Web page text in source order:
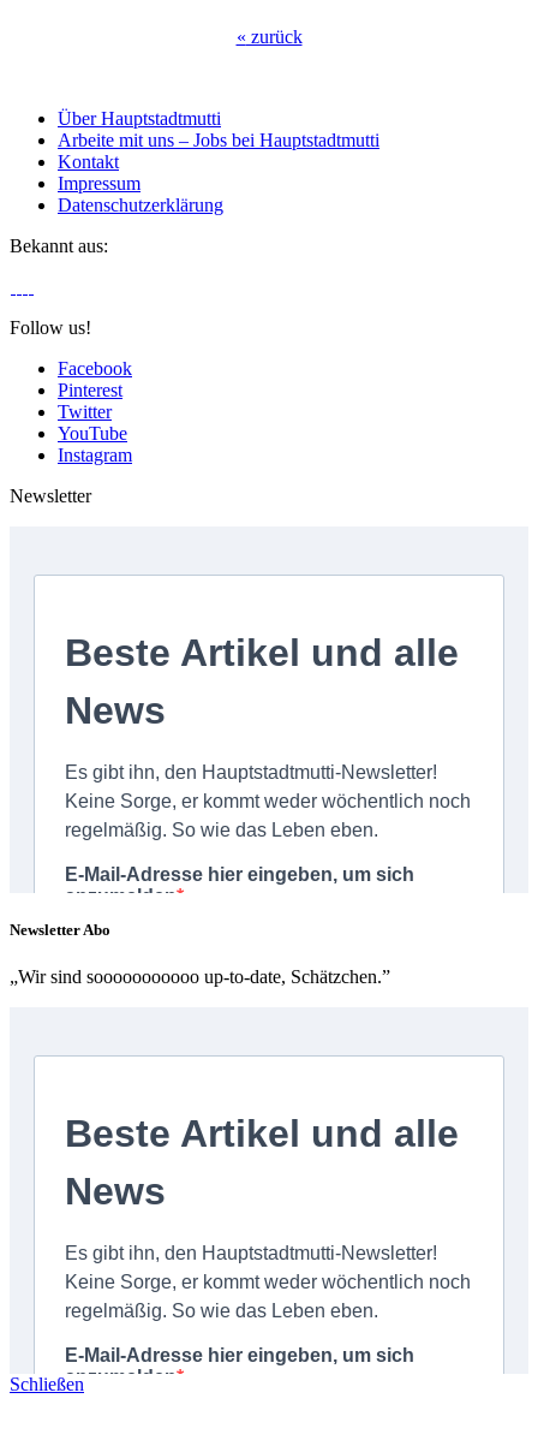
« zurück
Über Hauptstadtmutti
Arbeite mit uns – Jobs bei Hauptstadtmutti
Kontakt
Impressum
Datenschutzerklärung
Bekannt aus:
Follow us!
Facebook
Pinterest
Twitter
YouTube
Instagram
Newsletter
Newsletter Abo
„Wir sind sooooooooooo up-to-date, Schätzchen.”
Schließen